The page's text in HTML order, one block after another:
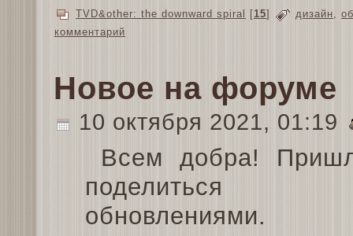
TVD&other: the downward spiral [15] дизайн,
комментарий
Новое на форуме
10 октября 2021, 01:19
Всем добра!
поделиться
обновлениями.